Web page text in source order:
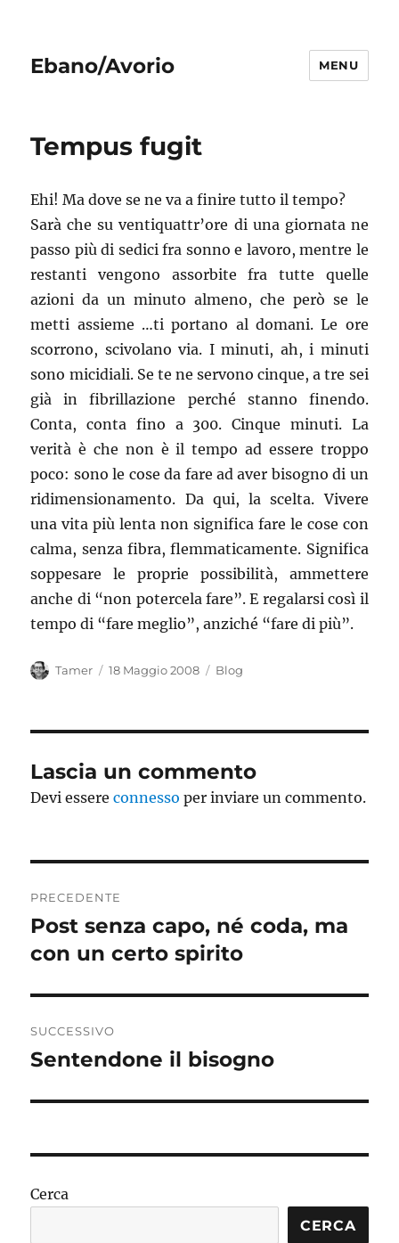
Ebano/Avorio MENU
Tempus fugit
Ehi! Ma dove se ne va a finire tutto il tempo?
Sarà che su ventiquattr’ore di una giornata ne
passo più di sedici fra sonno e lavoro, mentre le
restanti vengono assorbite fra tutte quelle
azioni da un minuto almeno, che però se le
metti assieme …ti portano al domani. Le ore
scorrono, scivolano via. I minuti, ah, i minuti
sono micidiali. Se te ne servono cinque, a tre sei
già in fibrillazione perché stanno finendo.
Conta, conta fino a 300. Cinque minuti. La
verità è che non è il tempo ad essere troppo
poco: sono le cose da fare ad aver bisogno di un
ridimensionamento. Da qui, la scelta. Vivere
una vita più lenta non significa fare le cose con
calma, senza fibra, flemmaticamente. Significa
soppesare le proprie possibilità, ammettere
anche di “non potercela fare”. E regalarsi così il
tempo di “fare meglio”, anziché “fare di più”.
Autore
Tamer
Pubblicato
18 Maggio 2008 Categorie
Blog
Lascia un commento
Devi essereconnesso per inviare un commento.
articoli
PRECEDENTE
Articolo
precedente:
Post senza capo, né coda, ma
con un certo spirito
SUCCESSIVO
Articolo
Sentendone il bisogno
Cerca
CERCA